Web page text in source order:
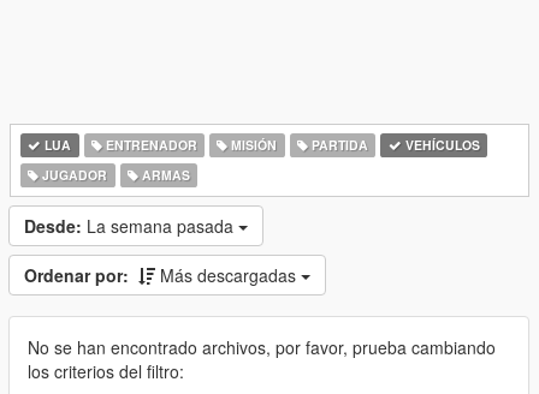
LUA ENTRENADOR MISIÓN PARTIDA
VEHÍCULOS
JUGADOR
ARMAS
Desde: La semana pasada
Ordenar por: Más descargadas
No se han encontrado archivos, por favor, prueba cambiando
los criterios del filtro: